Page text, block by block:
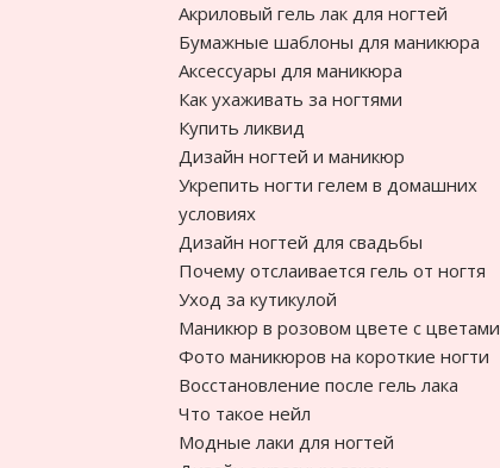
Акриловый гель лак для ногтей
Бумажные шаблоны для маникюра
Аксессуары для маникюра
Как ухаживать за ногтями
Купить ликвид
Дизайн ногтей и маникюр
Укрепить ногти гелем в домашних
условиях
Дизайн ногтей для свадьбы
Почему отслаивается гель от ногтя
Уход за кутикулой
Маникюр в розовом цвете с цветами
Фото маникюров на короткие ногти
Восстановление после гель лака
Что такое нейл
Модные лаки для ногтей